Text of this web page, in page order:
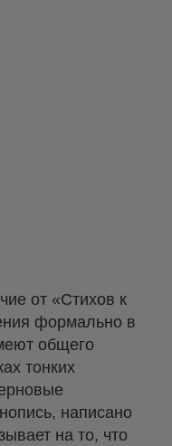
от «Стихов к
формально в
общего
тонких
написано
на то, что